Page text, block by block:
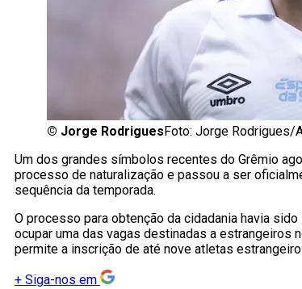
© Jorge Rodrigues Foto: Jorge Rodrigues/
Um dos grandes símbolos recentes do Grêmio
processo de naturalização e passou a ser
sequência da temporada.
O processo para obtenção da cidadania havia
ocupar uma das vagas destinadas a estrangeiros
permite a inscrição de até nove atletas
+ Siga-nos em